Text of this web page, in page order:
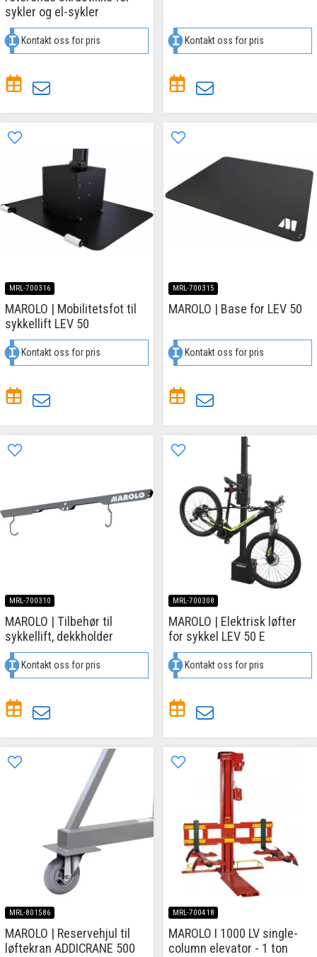
sykler og el-sykler
Kontakt oss for pris Kontakt oss for pris
MRL-700316
MAROLO | Mobilitetsfot til
sykkellift LEV 50
Kontakt oss for pris
MRL-700315
MAROLO | Base for LEV 50
Kontakt oss for pris
MRL-700310
MAROLO | Tilbehør til
sykkellift, dekkholder
Kontakt oss for pris
MRL-700308
MAROLO | Elektrisk løfter
for sykkel LEV 50 E
Kontakt oss for pris
MRL-801586
MAROLO | Reservehjul til
løftekran ADDICRANE 500
MRL-700418
MAROLO I 1000 LV single-
column elevator - 1 ton